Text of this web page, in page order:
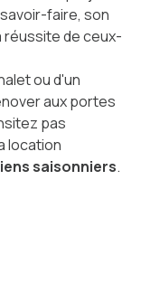
faire, son
réussite de ceux-
ou d'un
aux portes
pas
location
saisonniers.